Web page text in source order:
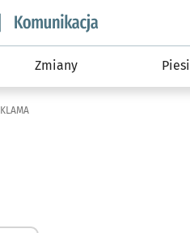
wroclaw.pl podserwis:
Zmiany Piesi